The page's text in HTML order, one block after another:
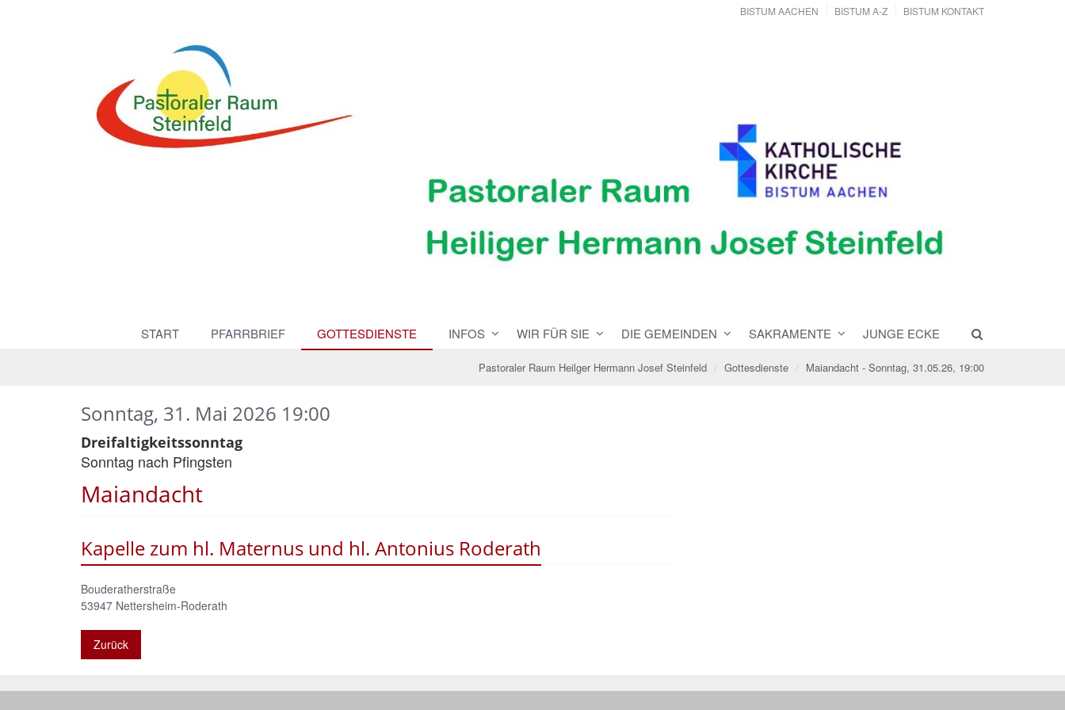
BISTUM AACHEN BISTUM A-Z BISTUM KONTAKT
START PFARRBRIEF GOTTESDIENSTE INFOS WIR FÜR SIE DIE GEMEINDEN SAKRAMENTE JUNGE ECKE
Pastoraler Raum Heilger Hermann Josef Steinfeld Gottesdienste Maiandacht - Sonntag, 31.05.26, 19:00
Maiandacht
Sonntag, 31. Mai 2026 19:00
Dreifaltigkeitssonntag
Sonntag nach Pfingsten
Kapelle zum hl. Maternus und hl. Antonius Roderath
Bouderatherstraße
53947 Nettersheim-Roderath
Zurück